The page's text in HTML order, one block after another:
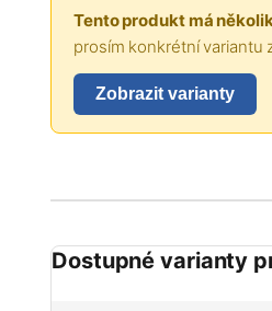
Tento produkt má
prosím konkrétní variantu
Zobrazit varianty
Dostupné varianty